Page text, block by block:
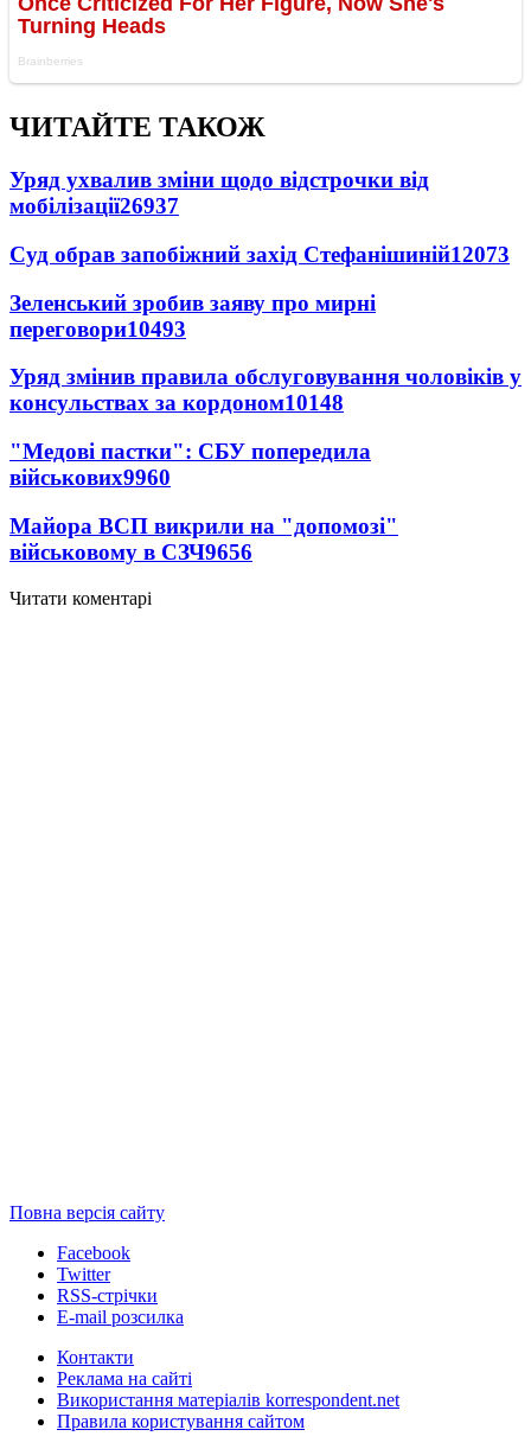
ЧИТАЙТЕ ТАКОЖ
Уряд ухвалив зміни щодо відстрочки від
мобілізації26937
Суд обрав запобіжний захід Стефанішиній12073
Зеленський зробив заяву про мирні
переговори10493
Уряд змінив правила обслуговування чоловіків у
консульствах за кордоном10148
"Медові пастки": СБУ попередила
військових9960
Майора ВСП викрили на "допомозі"
військовому в СЗЧ9656
Читати коментарі
Повна версія сайту
Facebook
Twitter
RSS-стрічки
E-mail розсилка
Контакти
Реклама на сайті
Використання матеріалів korrespondent.net
Правила користування сайтом